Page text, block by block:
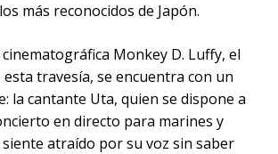
más reconocidos de Japón.
Monkey D. Luffy, el
travesía, se encuentra con un
la cantante Uta, quien se dispone a
en directo para marines y
atraído por su voz sin saber